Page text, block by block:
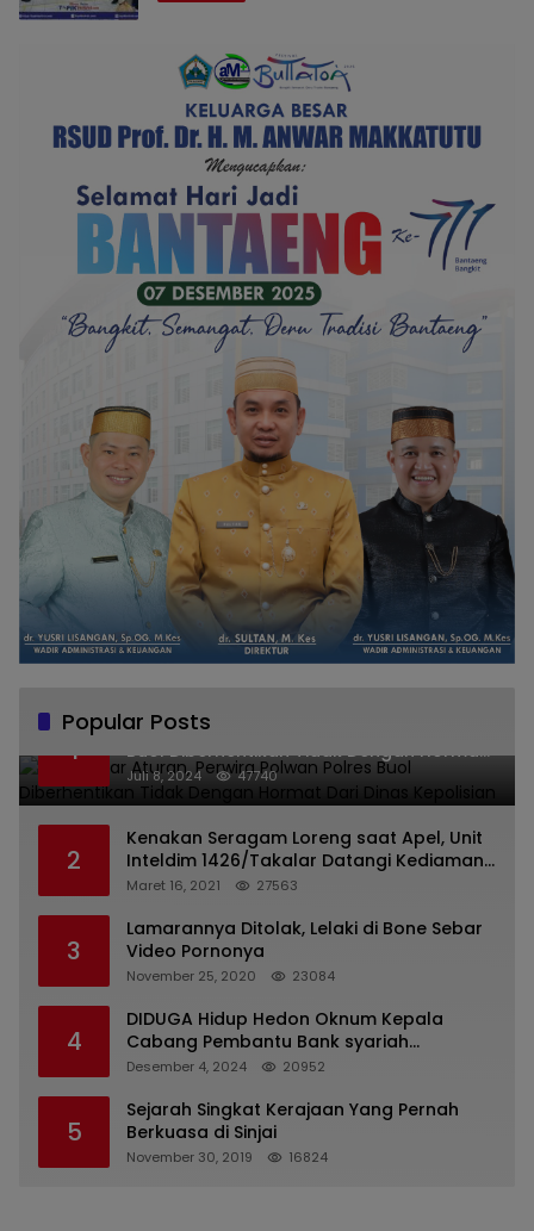
Popular Posts
1
Melanggar Aturan, Perwira Polwan Polres
Buol Diberhentikan Tidak Dengan Hormat
Dari Dinas Kepolisian
Juli 8, 2024 47740
2
Kenakan Seragam Loreng saat Apel, Unit
Inteldim 1426/Takalar Datangi Kediaman
Kasatpol PP
Maret 16, 2021 27563
3
Lamarannya Ditolak, Lelaki di Bone Sebar
Video Pornonya
November 25, 2020 23084
4
DIDUGA Hidup Hedon Oknum Kepala
Cabang Pembantu Bank syariah
Indonesia Unit Hasan Basri di Banjarmasin
Milyaran Rupiah dan Bilyet Giro Tidak
Terdaftar, OJK Kalsel : Bertemu Tanggal 11
Desember 4, 2024 20952
5
Sejarah Singkat Kerajaan Yang Pernah
Berkuasa di Sinjai
November 30, 2019 16824